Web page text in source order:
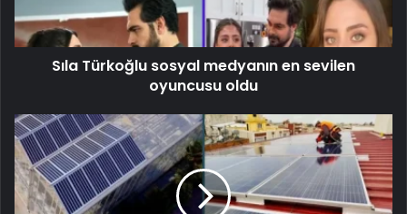
Sıla Türkoğlu sosyal medyanın en sevilen
oyuncusu oldu